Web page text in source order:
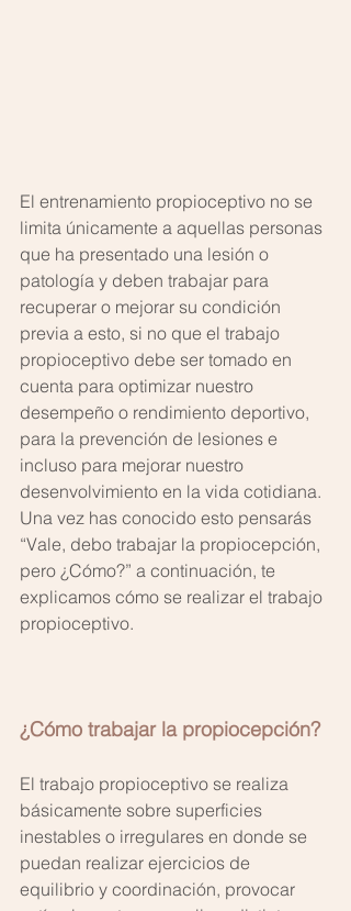
El entrenamiento propioceptivo no se
limita únicamente a aquellas personas
que ha presentado una lesión o
patología y deben trabajar para
recuperar o mejorar su condición
previa a esto, si no que el trabajo
propioceptivo debe ser tomado en
cuenta para optimizar nuestro
desempeño o rendimiento deportivo,
para la prevención de lesiones e
incluso para mejorar nuestro
desenvolvimiento en la vida cotidiana.
Una vez has conocido esto pensarás
“Vale, debo trabajar la propiocepción,
pero ¿Cómo?” a continuación, te
explicamos cómo se realizar el trabajo
propioceptivo.
¿Cómo trabajar la propiocepción?
El trabajo propioceptivo se realiza
básicamente sobre superficies
inestables o irregulares en donde se
puedan realizar ejercicios de
equilibrio y coordinación, provocar